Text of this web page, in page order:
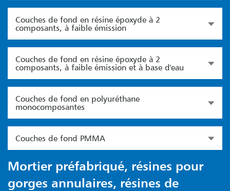
Couches de fond en résine époxyde à 2
composants, à faible émission
Couches de fond en résine époxyde à 2
composants, à faible émission et à base d'eau
Couches de fond en polyuréthane
monocomposantes
Couches de fond PMMA
Mortier préfabriqué, résines pour
gorges annulaires, résines de